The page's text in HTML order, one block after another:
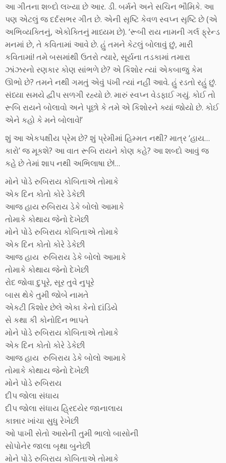
આ ગીતના શબ્દો લખ્યા છે આર. ડી. બર્મને અને સચિન ભૌમિકે. આ
પણ એટલું જ દર્દસભર ગીત છે. એની સૃષ્ટિ કેવળ સ્વપ્ન સૃષ્ટિ છે (એ
અભિવ્યક્તિનું, એકોક્તિનું માધ્યમ છે). ‘રૂબી રાય નામની ગર્લ ફ્રેન્ડ
મનમાં છે, તે કવિતામાં આવે છે. હું તમને કેટલું બોલાવું છું, મારી
કવિતામાં! તમે બસમાંથી ઉતરો ત્યારે, સૂર્યના તડકામાં તમારા
ઝાંઝરનો રણકાર કોણ સાંભળે છે? એ કિશોર ત્યાં એકબાજુ કેમ
ઊભો છે? તમને નથી ગમતું એવું પંખી ત્યાં નહીં આવે. હું રડતો રહું છું.
સંધ્યા સમયે દ્વીપ સળગી રહ્યો છે. મારું સ્વપ્ન વેડફાઈ ગયું. કોઈ તો
રૂબિ રાયને બોલાવો અને પૂછો કે તમે એ કિશોરને ક્યાં જોયો છે. કોઈ
એને કહો કે મને બોલાવે!’
શું આ એકપક્ષીય પ્રેમ છે? શું પ્રેમીમાં હિમ્મત નથી? માત્ર ‘હાય…
કારો’ જ મૂકશે? આ વાત રૂબિ રાયને કોણ કહે? આ શબ્દો આવું જ
કહે છે તેમાં શાપ નથી અભિલાષા છે!…
મોને પોડે રુબિરાય કોબિતાએ તોમાકે
એક દિન કોતો કોરે ડેકેછી
આજ હાય રુબિરાય ડેકે બોલો આમાકે
તોમાકે કોથાય જેનો દેખેછી
મોને પોડે રુબિરાય કોબિતાએ તોમાકે
એક દિન કોતો કોરે ડેકેછી
આજ હાય રુબિરાય ડેકે બોલો આમાકે
તોમાકે કોથાય જેનો દેખેછી
રોદ જોવા દુપૂરે, સૂર તુવે નુપૂરે
બાસ થેકે તુમી જોબે નામતે
એકટી કિશોર છેલે એકા કેનો દાંડિયે
સે કથા કી કોનોદિન ભાપતે
મોને પોડે રુબિરાય કોબિતાએ તોમાકે
એક દિન કોતો કોરે ડેકેછી
આજ હાય રુબિરાય ડેકે બોલો આમાકે
તોમાકે કોથાય જેનો દેખેછી
મોને પોડે રુબિરાય
દીપ જોલા સંધાય
દીપ જોલા સંધાય હ્રિદયેર જાનાલાય
કાન્નાર ખાંચા સુધુ રેખેછી
ઓ પાખી સેતો આસેની તુમી ભાલો બાસોની
સોપોનેર જાલા બૃથા બુનેછી
મોને પોડે રુબિરાય કોબિતાએ તોમાકે